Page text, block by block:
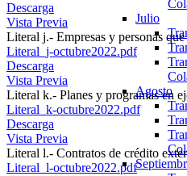
Julio
Agosto
Descarga
Vista Previa
Literal j.- Empresas y personas
Literal_j-octubre2022.pdf
Descarga
Vista Previa
Literal k.- Planes y programas en
Literal_k-octubre2022.pdf
Descarga
Vista Previa
Literal l.- Contratos de crédito
Literal_l-octubre2022.pdf